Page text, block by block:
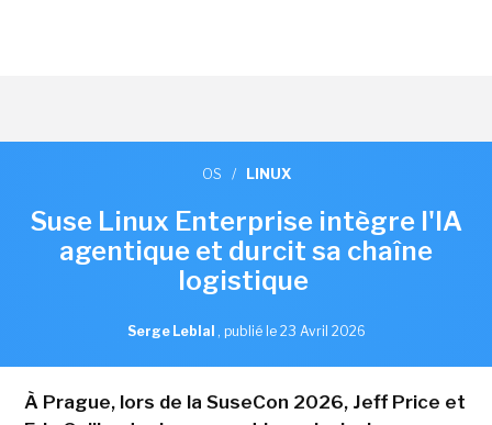
OS / LINUX
Suse Linux Enterprise intègre l'IA
agentique et durcit sa chaîne
logistique
Serge Leblal , publié le 23 Avril 2026
À Prague, lors de la SuseCon 2026, Jeff Price et